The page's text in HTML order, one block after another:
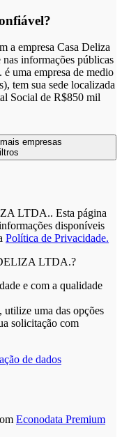
a empresa Casa Deliza
informações públicas
uma empresa de medio
tem sua sede localizada
Social de R$850 mil
LTDA.. Esta página
disponíveis
Política de Privacidade.
LTDA.?
e com a qualidade
utilize uma das opções
solicitação com
de dados
Econodata Premium